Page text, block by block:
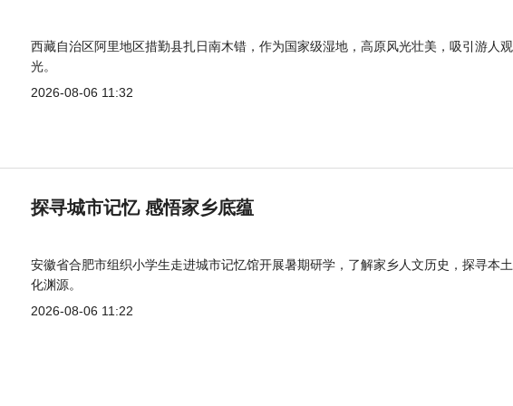
西藏自治区阿里地区措勤县扎日南木错，作为国家级湿地，高原风光壮美，吸引游人观
光。
2026-08-06 11:32
探寻城市记忆 感悟家乡底蕴
安徽省合肥市组织小学生走进城市记忆馆开展暑期研学，了解家乡人文历史，探寻本
化渊源。
2026-08-06 11:22